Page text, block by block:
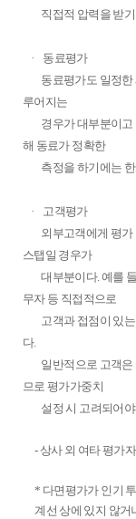
직접적 압력을 받
·
동료평가
동료평가도 일정
루어지는
경우가 대부분이고
해 동료가 정확한
측정을 하기에는
·
고객평가
외부고객에게 평가
스탭일 경우가
대부분이다.예를
무자 등 직접적으로
고객과 접점이 있
다.
일반적으로 고객
므로 평가가중치
설정 시 고려되어야
- 상사 외 여타 평가
* 다면평가가 인기
계선 상에 있지 않거